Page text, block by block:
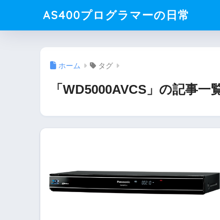
AS400プログラマーの日常
ホーム タグ
「WD5000AVCS」の記事一